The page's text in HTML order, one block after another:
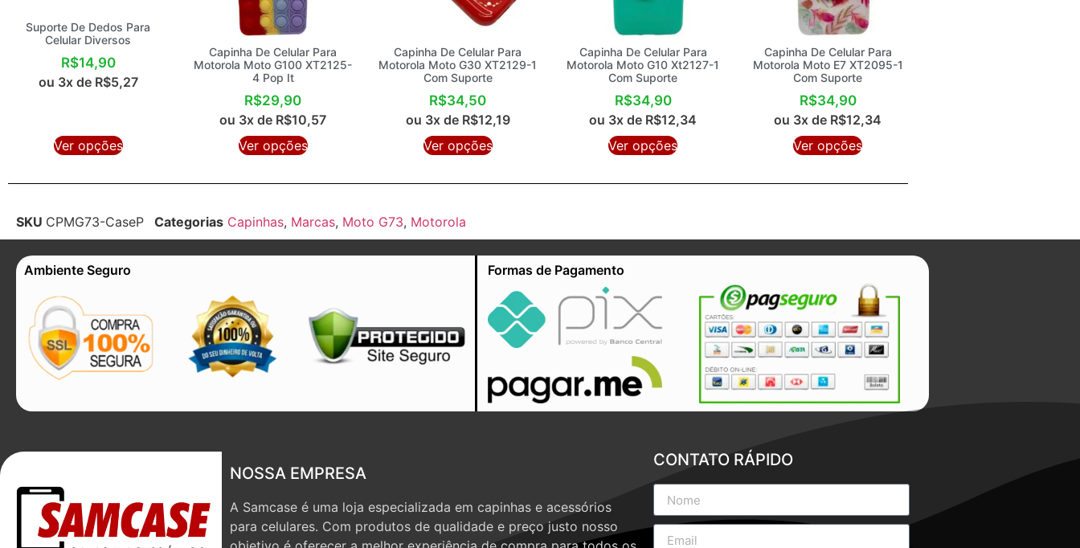
Suporte De Dedos Para
Celular Diversos
R$14,90
ou 3x de R$5,27
Ver opções
Capinha De Celular Para
Motorola Moto G100 XT2125-
4 Pop It
R$29,90
ou 3x de R$10,57
Ver opções
Capinha De Celular Para
Motorola Moto G30 XT2129-1
Com Suporte
R$34,50
ou 3x de R$12,19
Ver opções
Capinha De Celular Para
Motorola Moto G10 Xt2127-1
Com Suporte
R$34,90
ou 3x de R$12,34
Ver opções
Capinha De Celular Para
Motorola Moto E7 XT2095-1
Com Suporte
R$34,90
ou 3x de R$12,34
Ver opções
SKU CPMG73-CaseP Categorias Capinhas, Marcas, Moto G73, Motorola
Ambiente Seguro Formas de Pagamento
NOSSA EMPRESA
A Samcase é uma loja especializada em capinhas e acessórios
para celulares. Com produtos de qualidade e preço justo nosso
CONTATO RÁPIDO